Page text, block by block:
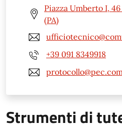
Piazza Umberto I,
(PA)
+39 091 8349918
Strumenti di